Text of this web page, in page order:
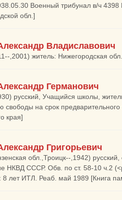
Военный трибунал в/ч 4398
обл.]
Владиславович
,2001) житель: Нижегородская
Германович
русский, Учащийся школы,
свободы на срок
края]
Григорьевич
обл.,Троицк--,1942)
НКВД СССР. Обв. по ст. 58-10 ч.2
8 лет ИТЛ. Реаб. май 1989 [Книга